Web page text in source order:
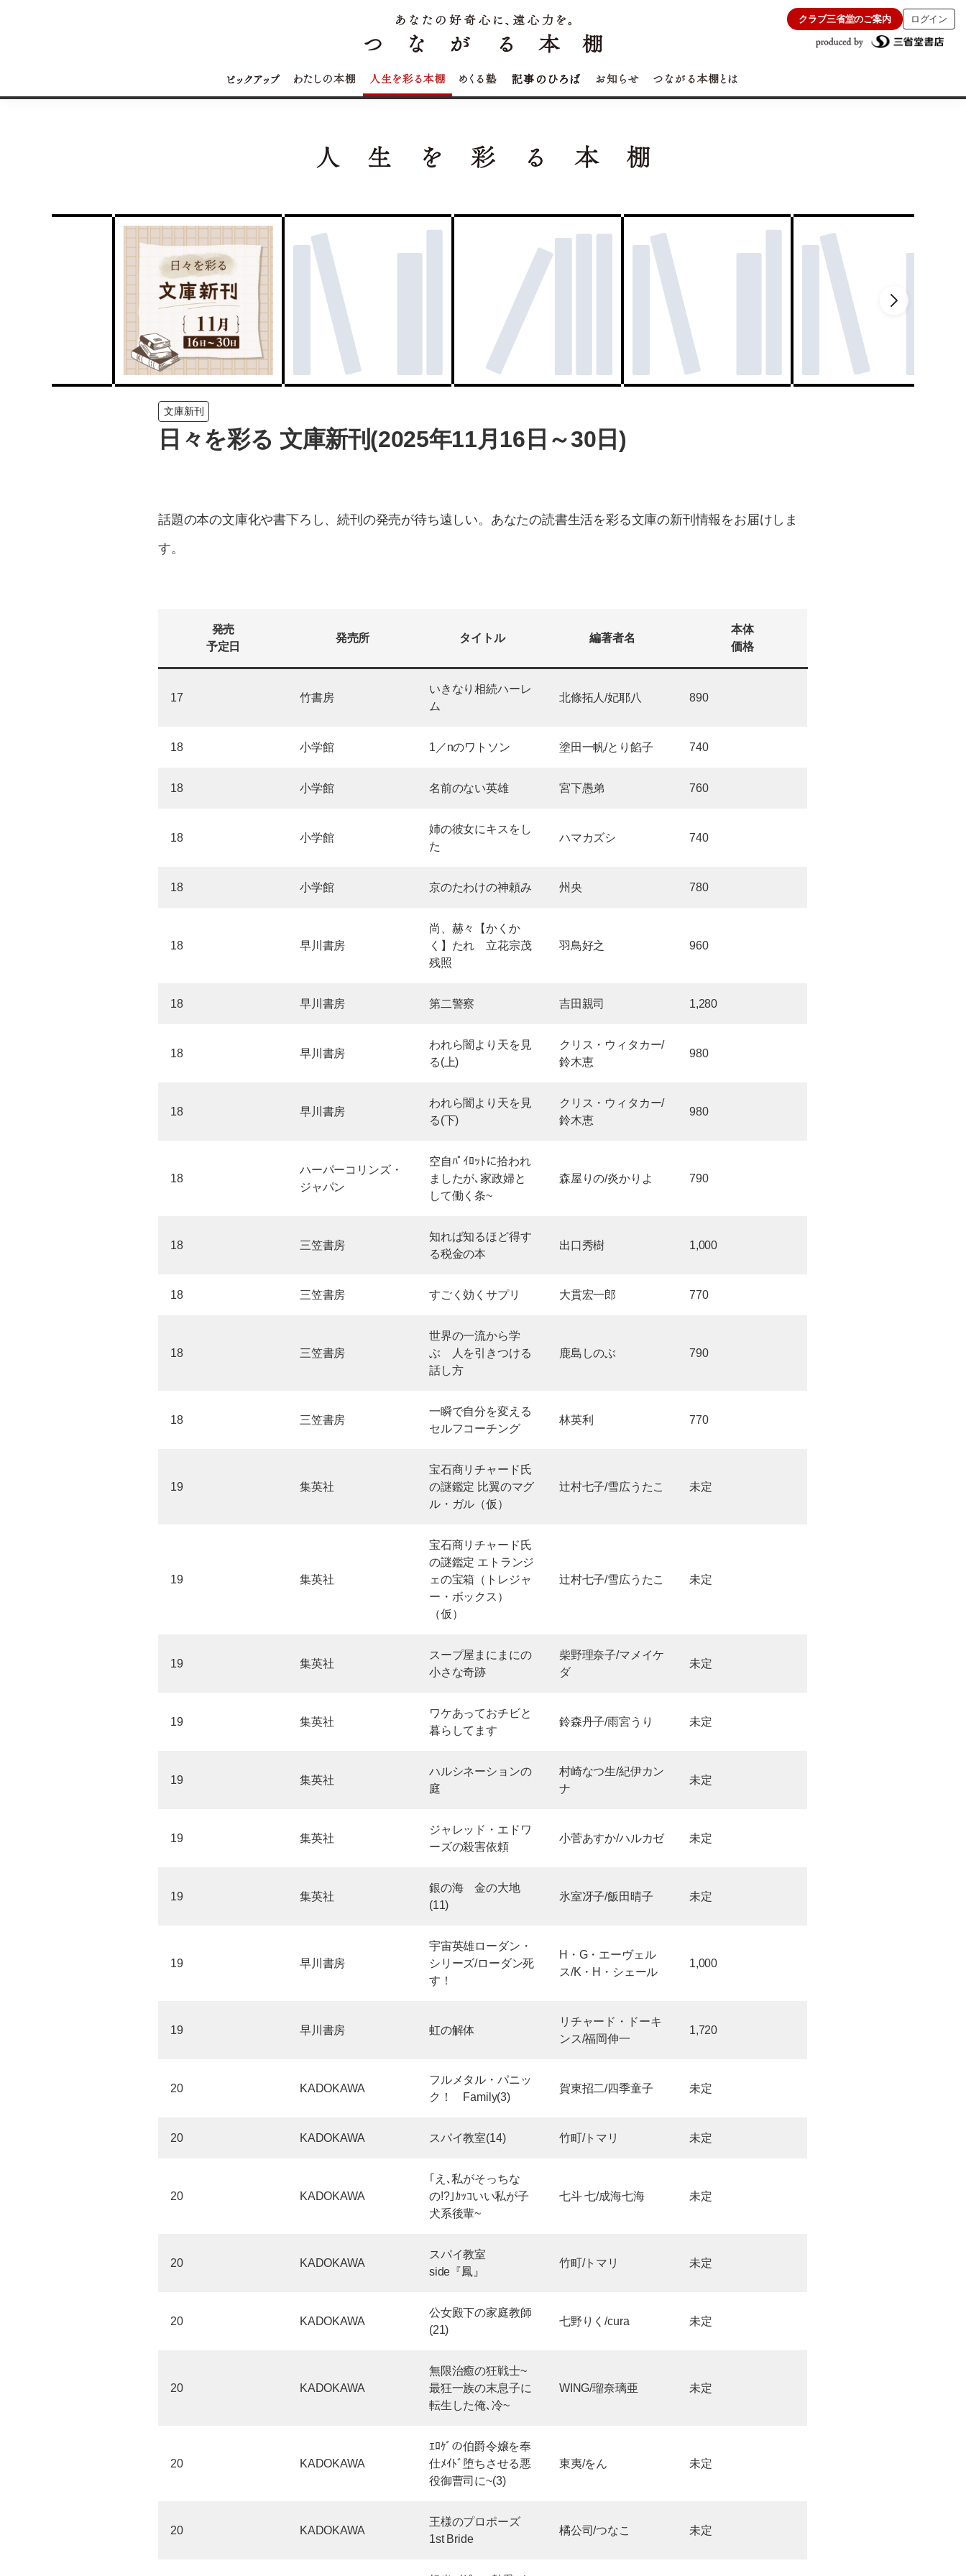
クラブ三省堂のご案内 ログイン
文庫新刊
日々を彩る 文庫新刊(2025年11月16日～30日)
話題の本の文庫化や書下ろし、続刊の発売が待ち遠しい。あなたの読書生活を彩る文庫の新刊情報をお届けしま
す。
発売
予定日
発売所 タイトル 編著者名
本体
価格
17 竹書房
いきなり相続ハーレ
ム
北條拓人/妃耶八 890
18 小学館 1／nのワトソン 塗田一帆/とり餡子 740
18 小学館 名前のない英雄 宮下愚弟 760
18 小学館
姉の彼女にキスをし
た
ハマカズシ 740
18 小学館 京のたわけの神頼み 州央 780
18 早川書房
尚、赫々【かくか
く】たれ 立花宗茂
残照
羽鳥好之 960
18 早川書房 第二警察 吉田親司 1,280
18 早川書房
われら闇より天を見
る(上)
クリス・ウィタカー/
鈴木恵
980
18 早川書房
われら闇より天を見
る(下)
クリス・ウィタカー/
鈴木恵
980
18
ハーパーコリンズ・
ジャパン
空自ﾊﾟｲﾛｯﾄに拾われ
ましたが､家政婦と
して働く条~
森屋りの/炎かりよ 790
18 三笠書房
知れば知るほど得す
る税金の本
出口秀樹 1,000
18 三笠書房 すごく効くサプリ 大貫宏一郎 770
18 三笠書房
世界の一流から学
ぶ 人を引きつける
話し方
鹿島しのぶ 790
18 三笠書房
一瞬で自分を変える
セルフコーチング
林英利 770
19 集英社
宝石商リチャード氏
の謎鑑定 比翼のマグ
ル・ガル（仮）
辻村七子/雪広うたこ 未定
19 集英社
宝石商リチャード氏
の謎鑑定 エトランジ
ェの宝箱（トレジャ
ー・ボックス）
（仮）
辻村七子/雪広うたこ 未定
19 集英社
スープ屋まにまにの
小さな奇跡
柴野理奈子/マメイケ
ダ
未定
19 集英社
ワケあっておチビと
暮らしてます
鈴森丹子/雨宮うり 未定
19 集英社
ハルシネーションの
庭
村崎なつ生/紀伊カン
ナ
未定
19 集英社
ジャレッド・エドワ
ーズの殺害依頼
小菅あすか/ハルカゼ 未定
19 集英社
銀の海 金の大地
(11)
氷室冴子/飯田晴子 未定
19 早川書房
宇宙英雄ローダン・
シリーズ/ローダン死
す！
H・G・エーヴェル
ス/K・H・シェール
1,000
19 早川書房 虹の解体
リチャード・ドーキ
ンス/福岡伸一
1,720
20 KADOKAWA
フルメタル・パニッ
ク！ Family(3)
賀東招二/四季童子 未定
20 KADOKAWA スパイ教室(14) 竹町/トマリ 未定
20 KADOKAWA
｢え､私がそっちな
の!?｣ｶｯｺいい私が子
犬系後輩~
七斗 七/成海七海 未定
20 KADOKAWA
スパイ教室
side『鳳』
竹町/トマリ 未定
20 KADOKAWA
公女殿下の家庭教師
(21)
七野りく/cura 未定
20 KADOKAWA
無限治癒の狂戦士~
最狂一族の末息子に
転生した俺､冷~
WING/瑠奈璃亜 未定
20 KADOKAWA
ｴﾛｹﾞの伯爵令嬢を奉
仕ﾒｲﾄﾞ堕ちさせる悪
役御曹司に~(3)
東夷/をん 未定
20 KADOKAWA
王様のプロポーズ
1st Bride
橘公司/つなこ 未定